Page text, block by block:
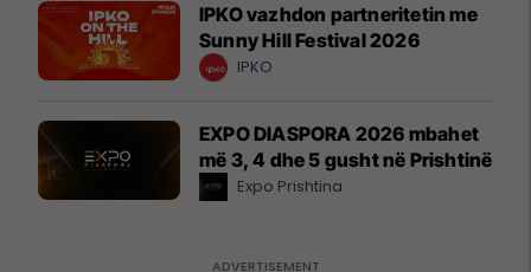
IPKO vazhdon partneritetin me
Sunny Hill Festival 2026
IPKO
EXPO DIASPORA 2026 mbahet
më 3, 4 dhe 5 gusht në Prishtinë
Expo Prishtina